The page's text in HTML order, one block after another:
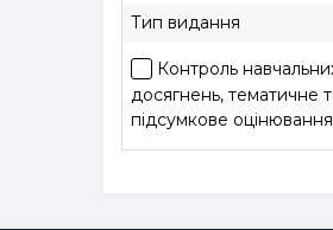
Тип видання
Контроль
досягнень, тематичне
підсумкове оцінювання